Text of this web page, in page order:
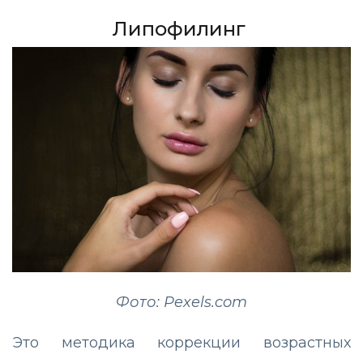
Липофилинг
Фото: Pexels.com
Это методика коррекции возрастных